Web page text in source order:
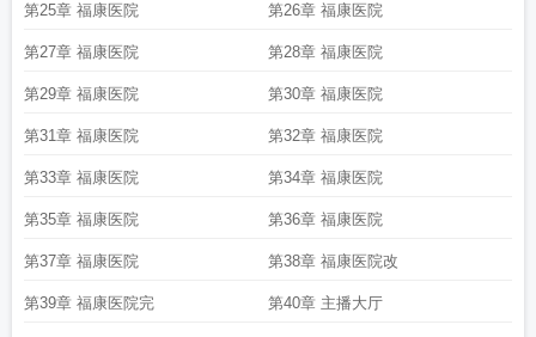
第25章 福康医院 第26章 福康医院
第27章 福康医院 第28章 福康医院
第29章 福康医院 第30章 福康医院
第31章 福康医院 第32章 福康医院
第33章 福康医院 第34章 福康医院
第35章 福康医院 第36章 福康医院
第37章 福康医院 第38章 福康医院改
第39章 福康医院完 第40章 主播大厅